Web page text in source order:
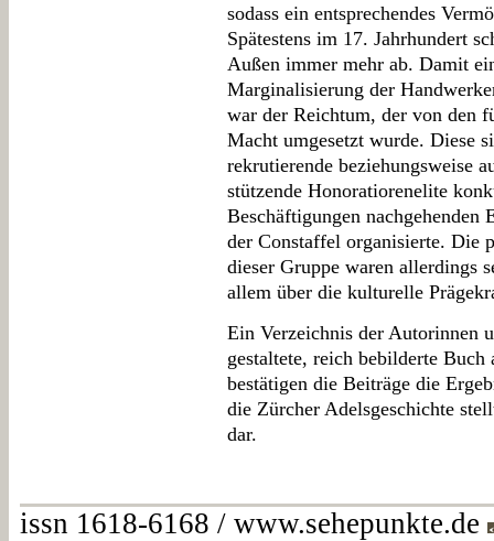
sodass ein entsprechendes
Spätestens im 17. Jahrhundert
Außen immer mehr ab. Damit
Marginalisierung der
war der Reichtum, der von den
Macht umgesetzt wurde. Diese
rekrutierende beziehungsweise
stützende Honoratiorenelite
Beschäftigungen
der Constaffel organisierte. Die
dieser Gruppe waren allerdings
allem über die kulturelle
Ein Verzeichnis der Autorinnen
gestaltete, reich bebilderte
bestätigen die Beiträge die
die Zürcher Adelsgeschichte
dar.
issn 1618-6168 / www.sehepunkte.de